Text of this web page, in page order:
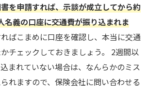
を申請すれば、示談が成立してから約
名義の口座に交通費が振り込まれま
ばこまめに口座を確認し、本当に交通
チェックしておきましょう。 2週間以
まれていない場合は、なんらかのミス
れますので、保険会社に問い合わせる